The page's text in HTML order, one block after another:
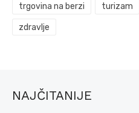
trgovina na berzi turizam
zdravlje
NAJČITANIJE